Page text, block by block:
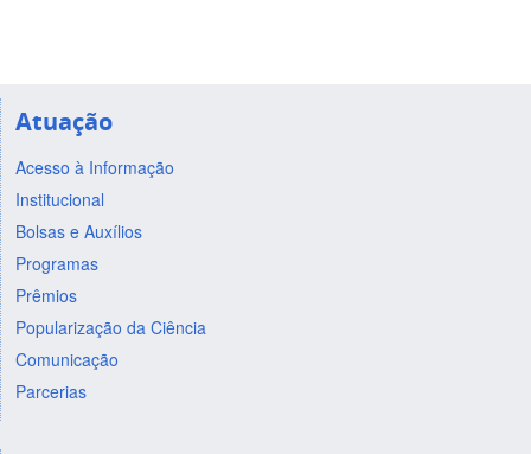
Atuação
Acesso à Informação
Institucional
Bolsas e Auxílios
Programas
Prêmios
Popularização da Ciência
Comunicação
Parcerias